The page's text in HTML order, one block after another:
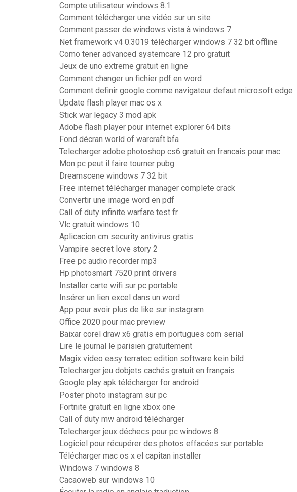
Compte utilisateur windows 8.1
Comment télécharger une vidéo sur un site
Comment passer de windows vista à windows 7
Net framework v4 0.3019 télécharger windows 7 32 bit offline
Como tener advanced systemcare 12 pro gratuit
Jeux de uno extreme gratuit en ligne
Comment changer un fichier pdf en word
Comment definir google comme navigateur defaut microsoft edge
Update flash player mac os x
Stick war legacy 3 mod apk
Adobe flash player pour internet explorer 64 bits
Fond décran world of warcraft bfa
Telecharger adobe photoshop cs6 gratuit en francais pour mac
Mon pc peut il faire tourner pubg
Dreamscene windows 7 32 bit
Free internet télécharger manager complete crack
Convertir une image word en pdf
Call of duty infinite warfare test fr
Vlc gratuit windows 10
Aplicacion cm security antivirus gratis
Vampire secret love story 2
Free pc audio recorder mp3
Hp photosmart 7520 print drivers
Installer carte wifi sur pc portable
Insérer un lien excel dans un word
App pour avoir plus de like sur instagram
Office 2020 pour mac preview
Baixar corel draw x6 gratis em portugues com serial
Lire le journal le parisien gratuitement
Magix video easy terratec edition software kein bild
Telecharger jeu dobjets cachés gratuit en français
Google play apk télécharger for android
Poster photo instagram sur pc
Fortnite gratuit en ligne xbox one
Call of duty mw android télécharger
Telecharger jeux déchecs pour pc windows 8
Logiciel pour récupérer des photos effacées sur portable
Télécharger mac os x el capitan installer
Windows 7 windows 8
Cacaoweb sur windows 10